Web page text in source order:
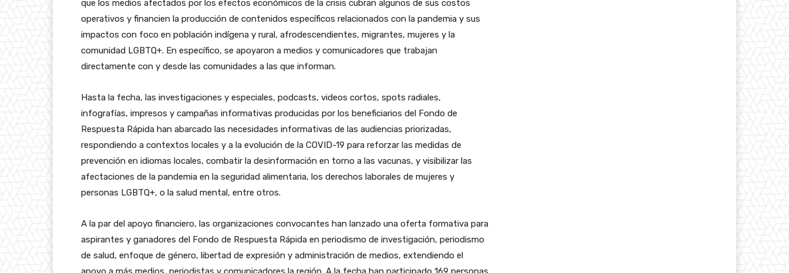
que los medios afectados por los efectos económicos de la crisis cubran algunos de sus costos
operativos y financien la producción de contenidos específicos relacionados con la pandemia y sus
impactos con foco en población indígena y rural, afrodescendientes, migrantes, mujeres y la
comunidad LGBTQ+. En específico, se apoyaron a medios y comunicadores que trabajan
directamente con y desde las comunidades a las que informan.
Hasta la fecha, las investigaciones y especiales, podcasts, videos cortos, spots radiales,
infografías, impresos y campañas informativas producidas por los beneficiarios del Fondo de
Respuesta Rápida han abarcado las necesidades informativas de las audiencias priorizadas,
respondiendo a contextos locales y a la evolución de la COVID-19 para reforzar las medidas de
prevención en idiomas locales, combatir la desinformación en torno a las vacunas, y visibilizar las
afectaciones de la pandemia en la seguridad alimentaria, los derechos laborales de mujeres y
personas LGBTQ+, o la salud mental, entre otros.
A la par del apoyo financiero, las organizaciones convocantes han lanzado una oferta formativa para
aspirantes y ganadores del Fondo de Respuesta Rápida en periodismo de investigación, periodismo
de salud, enfoque de género, libertad de expresión y administración de medios, extendiendo el